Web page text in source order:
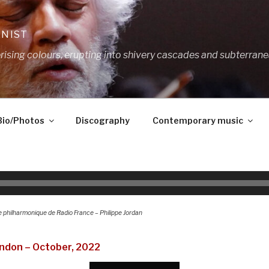
colours, erupting into shivery cascades and
Photos Discography Contemporary music
de Radio France – Philippe Jordan
– October, 2022